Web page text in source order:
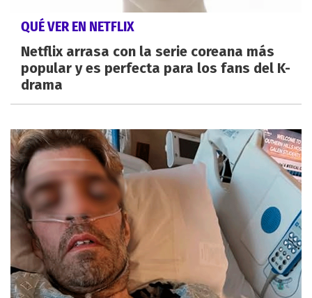
QUÉ VER EN NETFLIX
Netflix arrasa con la serie coreana más
popular y es perfecta para los fans del K-
drama